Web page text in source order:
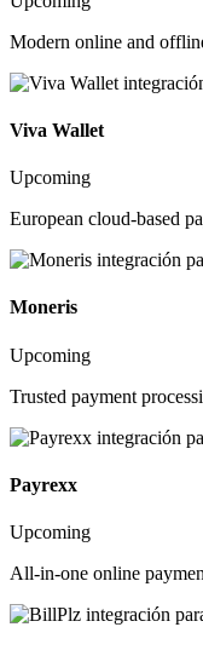
Modern online and
Viva Wallet
Upcoming
European cloud-based
Moneris
Upcoming
Trusted payment
Payrexx
Upcoming
All-in-one online